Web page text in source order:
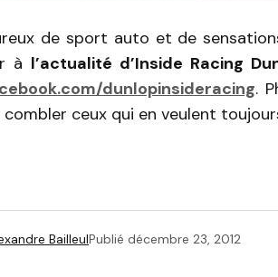
de sport auto et de
à l’actualité d’Inside Racing
dunlopinsideracing.
ceux qui en veulent
BailleulPublié décembre 23, 2012